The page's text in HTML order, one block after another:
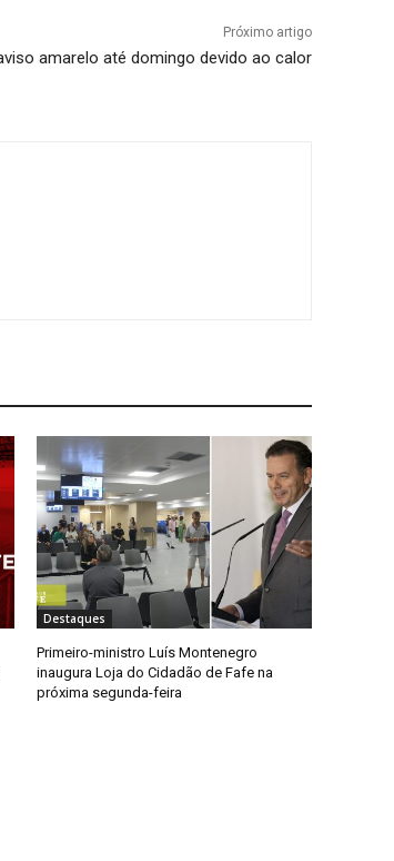
Próximo artigo
amarelo até domingo devido ao calor
Destaques
Primeiro-ministro Luís Montenegro
inaugura Loja do Cidadão de Fafe na
próxima segunda-feira